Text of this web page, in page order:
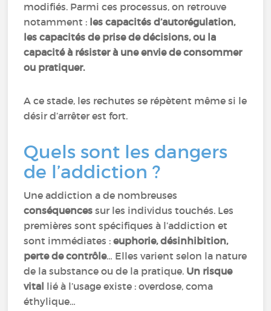
modifiés. Parmi ces processus, on retrouve
notamment : les capacités d’autorégulation,
les capacités de prise de décisions, ou la
capacité à résister à une envie de consommer
ou pratiquer.
A ce stade, les rechutes se répètent même si le
désir d’arrêter est fort.
Quels sont les dangers
de l’addiction ?
Une addiction a de nombreuses
conséquencessur les individus touchés. Les
premières sont spécifiques à l’addiction et
sont immédiates :euphorie, désinhibition,
perte de contrôle… Elles varient selon la nature
de la substance ou de la pratique. Un risque
vital lié à l’usage existe : overdose, coma
éthylique…